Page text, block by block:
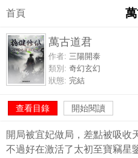
首頁
萬古道君
作者: 三陽開泰
類別: 奇幻玄幻
狀態: 完結
查看目錄 開始閱讀
開局被宜妃做局，差點被吸收
不過好在激活了太初至寶竊星